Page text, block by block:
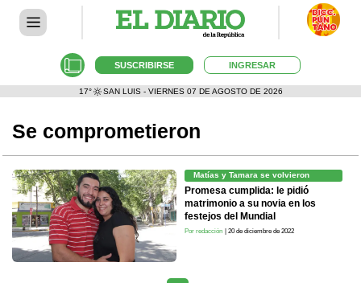
SUSCRIBIRSE INGRESAR
17° SAN LUIS - VIERNES 07 DE AGOSTO DE 2026
Se comprometieron
Matías y Tamara se volvieron
Promesa cumplida: le pidió
matrimonio a su novia en los
festejos del Mundial
Por redacción | 20 de diciembre de 2022